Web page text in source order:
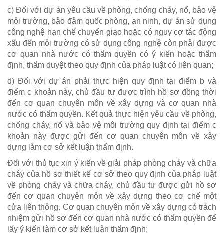
c) Đối với dự án yêu cầu về phòng, chống cháy, nổ, bảo vệ
môi trường, bảo đảm quốc phòng, an ninh, dự án sử dụng
công nghệ hạn chế chuyển giao hoặc có nguy cơ tác động
xấu đến môi trường có sử dụng công nghệ còn phải được
cơ quan nhà nước có thẩm quyền có ý kiến hoặc thẩm
định, thẩm duyệt theo quy định của pháp luật có liên quan;
d) Đối với dự án phải thực hiện quy định tại điểm b và
điểm c khoản này, chủ đầu tư được trình hồ sơ đồng thời
đến cơ quan chuyên môn về xây dựng và cơ quan nhà
nước có thẩm quyền. Kết quả thực hiện yêu cầu về phòng,
chống cháy, nổ và bảo vệ môi trường quy định tại điểm c
khoản này được gửi đến cơ quan chuyên môn về xây
dựng làm cơ sở kết luận thẩm định.
Đối với thủ tục xin ý kiến về giải pháp phòng cháy và chữa
cháy của hồ sơ thiết kế cơ sở theo quy định của pháp luật
về phòng cháy và chữa cháy, chủ đầu tư được gửi hồ sơ
đến cơ quan chuyên môn về xây dựng theo cơ chế một
cửa liên thông. Cơ quan chuyên môn về xây dựng có trách
nhiệm gửi hồ sơ đến cơ quan nhà nước có thẩm quyền để
lấy ý kiến làm cơ sở kết luận thẩm định;